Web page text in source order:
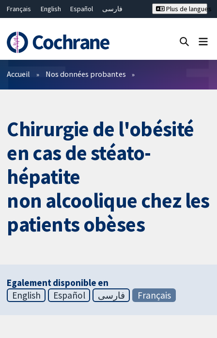
Français English Español
فارسی
Bahasa Malaysia
ไทย
繁體中文
简体中文
Plus de langues
Filtres
Accueil Nos données probantes
Chirurgie de l'obésité
en cas de stéato-
hépatite
non alcoolique chez les
patients obèses
Egalement disponible en
English
Español فارسی Français